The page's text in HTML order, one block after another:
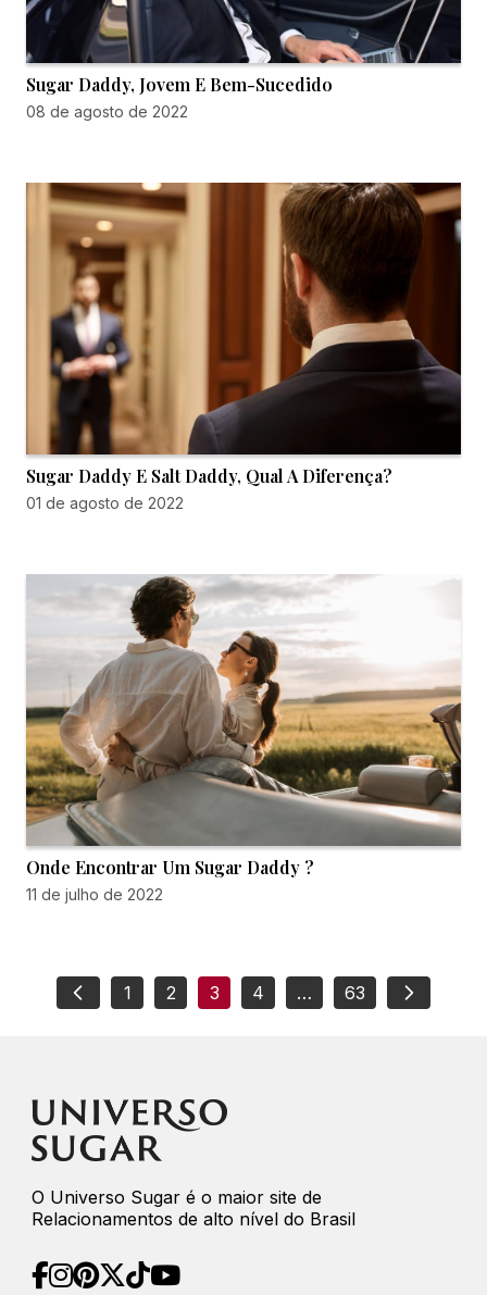
Sugar Daddy, Jovem E Bem-Sucedido
08 de agosto de 2022
Sugar Daddy E Salt Daddy, Qual A Diferença?
01 de agosto de 2022
Onde Encontrar Um Sugar Daddy ?
11 de julho de 2022
1 2 3 4 … 63
O Universo Sugar é o maior site de
Relacionamentos de alto nível do Brasil